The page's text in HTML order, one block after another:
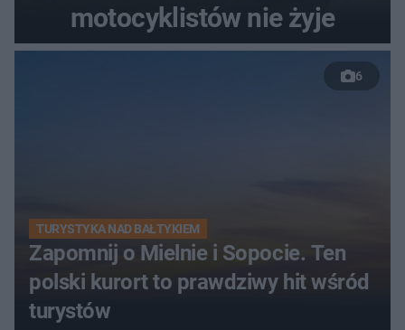
motocyklistów nie żyje
6
TURYSTYKA NAD BAŁTYKIEM
Zapomnij o Mielnie i Sopocie. Ten
polski kurort to prawdziwy hit wśród
turystów